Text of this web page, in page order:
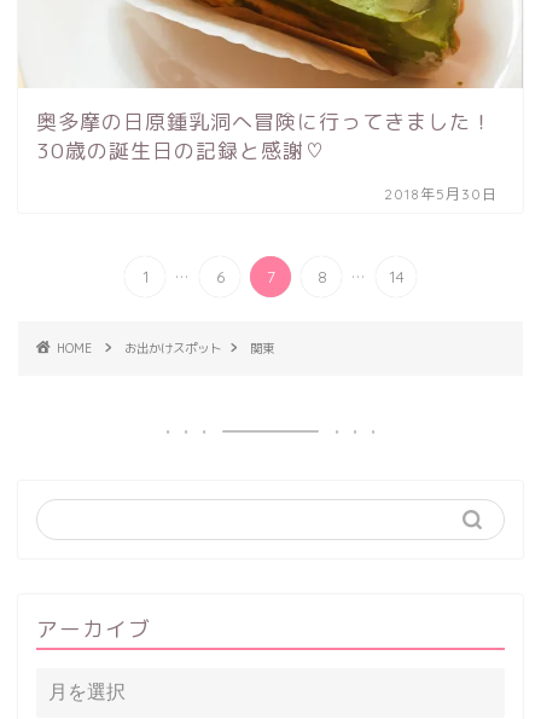
奥多摩の日原鍾乳洞へ冒険に行ってきました！
30歳の誕生日の記録と感謝♡
2018年5月30日
1 ... 6 7 8 ... 14
HOME お出かけスポット 関東
アーカイブ